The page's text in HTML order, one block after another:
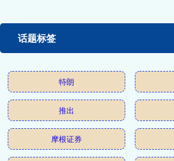
话题标签
特朗
推出
摩根证券